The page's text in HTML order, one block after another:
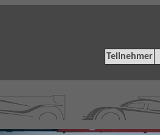
Teilnehmer